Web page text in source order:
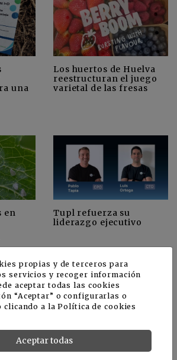
una
Los huertos de Huelva
reestructuran el juego
varietal de las fresas
en
Tupl refuerza su
liderazgo ejecutivo
propias y de terceros para
servicios y recoger información
aceptar todas las cookies
“Aceptar” o configurarlas o
clicando a laPolítica de cookies
Aceptar todas